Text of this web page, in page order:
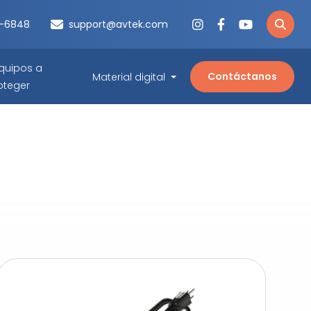
6848 support@avtek.com
a
Material digital Contáctanos